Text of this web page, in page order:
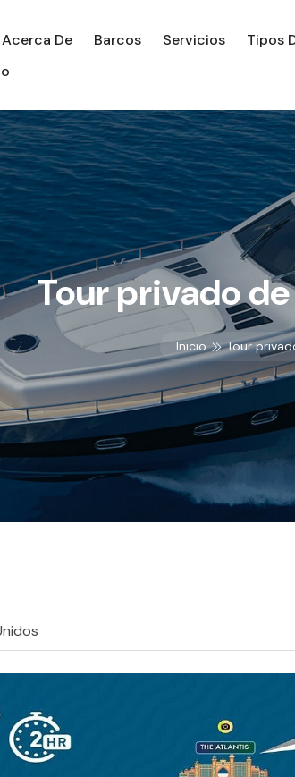
Acerca De Barcos Servicios Tipos
Tour privado
Inicio Tour